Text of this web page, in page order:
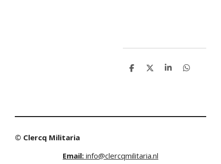
S
S
S
S
© Clercq Militaria
Email: info@clercqmilitaria.nl